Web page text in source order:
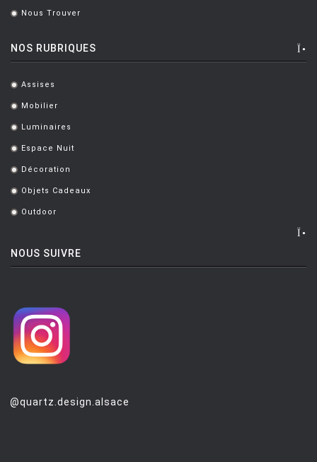
. Nous Trouver
NOS RUBRIQUES
. Assises
. Mobilier
. Luminaires
. Espace Nuit
. Décoration
. Objets Cadeaux
. Outdoor
NOUS SUIVRE
@quartz.design.alsace